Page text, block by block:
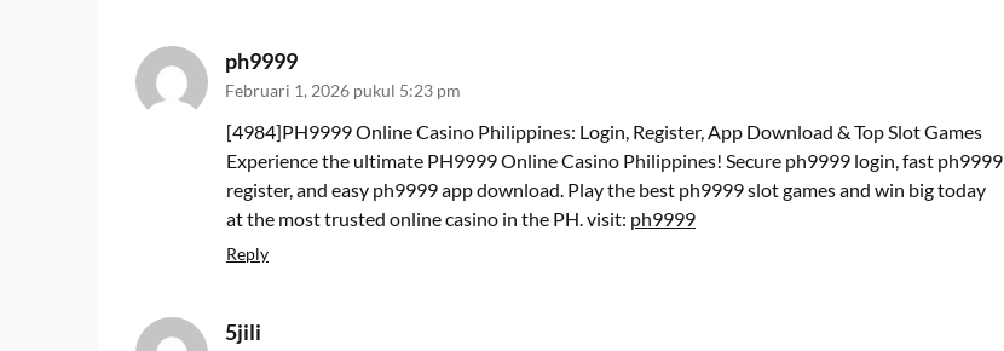
ph9999
Februari 1, 2026 pukul 5:23 pm
[4984]PH9999 Online Casino Philippines: Login, Register, App Download & Top Slot Games
Experience the ultimate PH9999 Online Casino Philippines! Secure ph9999 login, fast ph9999
register, and easy ph9999 app download. Play the best ph9999 slot games and win big today
at the most trusted online casino in the PH. visit: ph9999
Reply
5jili